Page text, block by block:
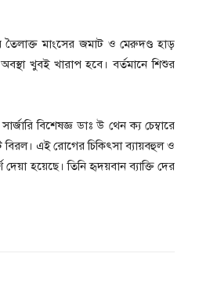
তৈলাক্ত মাংসের জমাট ও মেরুদণ্ড হাড়
খুবই খারাপ হবে। বর্তমানে শিশুর
বিশেষজ্ঞ ডাঃ উ থেন ক্য চেম্বারে
এই রোগের চিকিৎসা ব্যায়বহুল ও
হয়েছে। তিনি হৃদয়বান ব্যাক্তি দের